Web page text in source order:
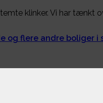
klinker. Vi har tænkt
og flere andre boliger i